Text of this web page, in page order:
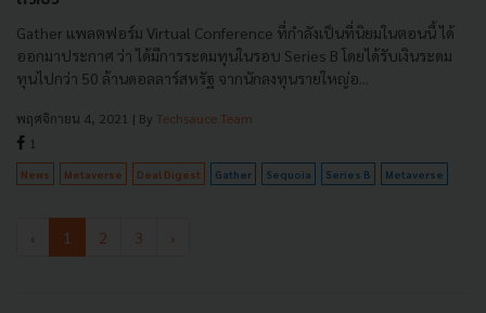
Gather แพลตฟอร์ม Virtual Conference ที่กำลังเป็นที่นิยมในตอนนี้ ได้
ออกมาประกาศ ว่า ได้มีการระดมทุนในรอบ Series B โดยได้รับเงินระดม
ทุนไปกว่า 50 ล้านดอลลาร์สหรัฐ​ จากนักลงทุนรายใหญ่อ...
พฤศจิกายน 4, 2021 | By Techsauce Team
1
News Metaverse Deal Digest Gather Sequoia Series B Metaverse
‹ 1 2 3 ›